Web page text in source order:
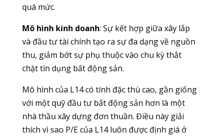
quá mức.
Mô hình kinh doanh: Sự kết hợp giữa xây lắp
và đầu tư tài chính tạo ra sự đa dạng về nguồn
thu, giảm bớt sự phụ thuộc vào chu kỳ thắt
chặt tín dụng bất động sản.
Mô hình của L14 có tính đặc thù cao, gần giống
với một quỹ đầu tư bất động sản hơn là một
nhà thầu xây dựng đơn thuần. Điều này giải
thích vì sao P/E của L14 luôn được định giá ở